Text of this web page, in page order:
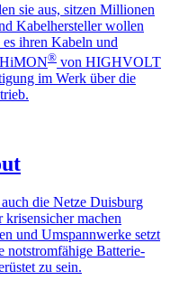
sie aus, sitzen Millionen
Kabel­her­steller wollen
ihren Kabeln und
HiMON® von HIGHVOLT
im Werk über die
die Netze Duis­burg
machen
und Umspann­werke setzt
notstrom­fä­hige Batte­rie­
zu sein.